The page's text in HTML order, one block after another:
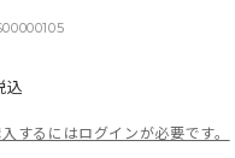
込
するにはログインが必要です。